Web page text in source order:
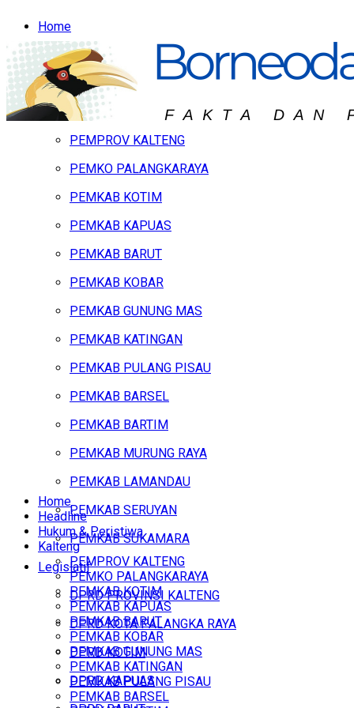
Home
Headline
Hukum & Peristiwa
Kalteng
PEMPROV KALTENG
PEMKO PALANGKARAYA
PEMKAB KOTIM
PEMKAB KAPUAS
PEMKAB BARUT
PEMKAB KOBAR
PEMKAB GUNUNG MAS
PEMKAB KATINGAN
PEMKAB PULANG PISAU
PEMKAB BARSEL
PEMKAB BARTIM
PEMKAB MURUNG RAYA
PEMKAB LAMANDAU
PEMKAB SERUYAN
PEMKAB SUKAMARA
Legislatif
DPRD PROVINSI KALTENG
DPRD KOTA PALANGKA RAYA
DPRD KOTIM
DPRD KAPUAS
Home
Headline
Hukum & Peristiwa
Kalteng
PEMPROV KALTENG
PEMKO PALANGKARAYA
PEMKAB KOTIM
PEMKAB KAPUAS
PEMKAB BARUT
PEMKAB KOBAR
PEMKAB GUNUNG MAS
PEMKAB KATINGAN
PEMKAB PULANG PISAU
PEMKAB BARSEL